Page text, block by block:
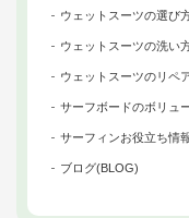
ウェットスーツの選び
ウェットスーツの洗い
ウェットスーツのリペ
サーフボードのボリュ
サーフィンお役立ち情
ブログ(BLOG)